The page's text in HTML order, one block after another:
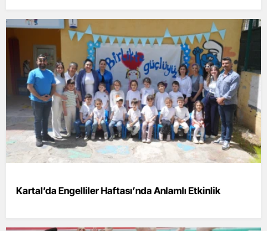
Kartal’da Engelliler Haftası’nda Anlamlı Etkinlik